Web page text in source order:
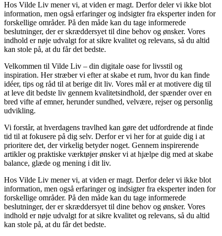
Hos Vilde Liv mener vi, at viden er magt. Derfor deler vi ikke blot
information, men også erfaringer og indsigter fra eksperter inden for
forskellige områder. På den måde kan du tage informerede
beslutninger, der er skræddersyet til dine behov og ønsker. Vores
indhold er nøje udvalgt for at sikre kvalitet og relevans, så du altid
kan stole på, at du får det bedste.
Velkommen til Vilde Liv – din digitale oase for livsstil og
inspiration. Her stræber vi efter at skabe et rum, hvor du kan finde
idéer, tips og råd til at berige dit liv. Vores mål er at motivere dig til
at leve dit bedste liv gennem kvalitetsindhold, der spænder over en
bred vifte af emner, herunder sundhed, velvære, rejser og personlig
udvikling.
Vi forstår, at hverdagens travlhed kan gøre det udfordrende at finde
tid til at fokusere på dig selv. Derfor er vi her for at guide dig i at
prioritere det, der virkelig betyder noget. Gennem inspirerende
artikler og praktiske værktøjer ønsker vi at hjælpe dig med at skabe
balance, glæde og mening i dit liv.
Hos Vilde Liv mener vi, at viden er magt. Derfor deler vi ikke blot
information, men også erfaringer og indsigter fra eksperter inden for
forskellige områder. På den måde kan du tage informerede
beslutninger, der er skræddersyet til dine behov og ønsker. Vores
indhold er nøje udvalgt for at sikre kvalitet og relevans, så du altid
kan stole på, at du får det bedste.